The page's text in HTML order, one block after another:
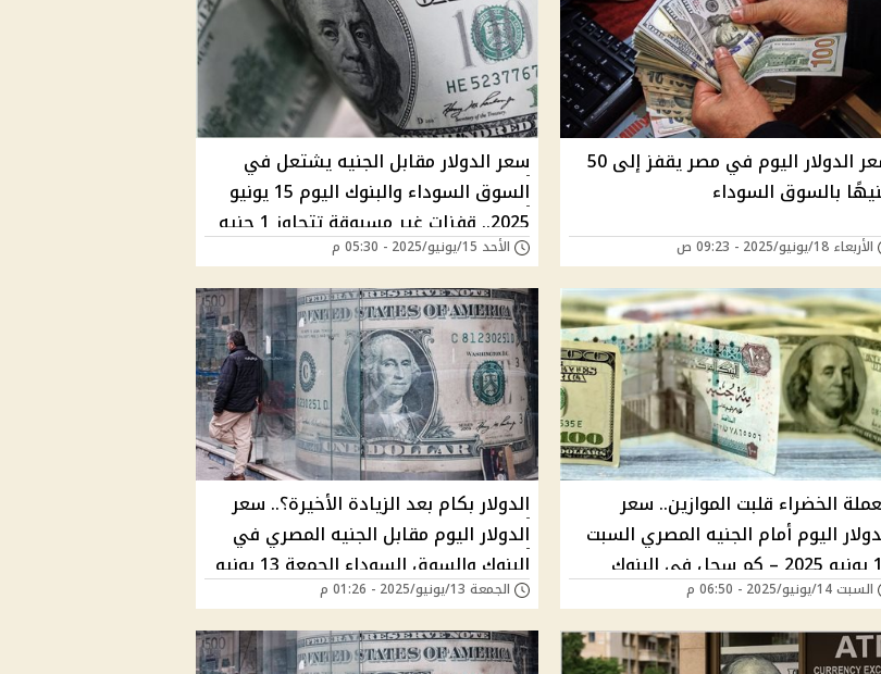
سعر الدولار اليوم في مصر يقفز إلى 50
بالسوق السوداء
الأربعاء 18/يونيو/2025 - 09:23 ص
سعر الدولار مقابل الجنيه يشتعل في
السوق السوداء والبنوك اليوم 15 يونيو
2025.. قفزات غير مسبوقة تتجاوز 1 جنيه
رسميًا – إليك التفاصيل كاملة
الأحد 15/يونيو/2025 - 05:30 م
الخضراء قلبت الموازين.. سعر
اليوم أمام الجنيه المصري السبت
14 يونيو 2025 – كم سجل في البنوك
السوداء؟ السبت 14/يونيو/2025 - 06:50 م
الدولار بكام بعد الزيادة الأخيرة؟.. سعر
الدولار اليوم مقابل الجنيه المصري في
البنوك والسوق السوداء الجمعة 13 يونيو
2025 – تحديث لحظي الآنالجمعة 13/يونيو/2025 - 01:26 م